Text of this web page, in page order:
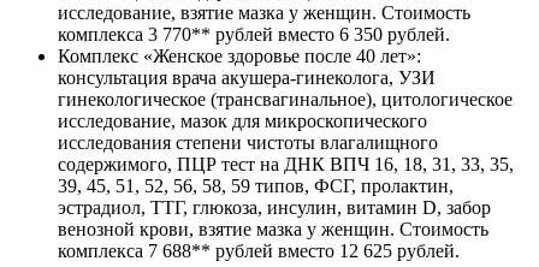
исследование, взятие мазка у женщин. Стоимость
комплекса 3 770** рублей вместо 6 350 рублей.
Комплекс «Женское здоровье после 40 лет»:
консультация врача акушера-гинеколога, УЗИ
гинекологическое (трансвагинальное), цитологическое
исследование, мазок для микроскопического
исследования степени чистоты влагалищного
содержимого, ПЦР тест на ДНК ВПЧ 16, 18, 31, 33, 35,
39, 45, 51, 52, 56, 58, 59 типов, ФСГ, пролактин,
эстрадиол, ТТГ, глюкоза, инсулин, витамин D, забор
венозной крови, взятие мазка у женщин. Стоимость
комплекса 7 688** рублей вместо 12 625 рублей.